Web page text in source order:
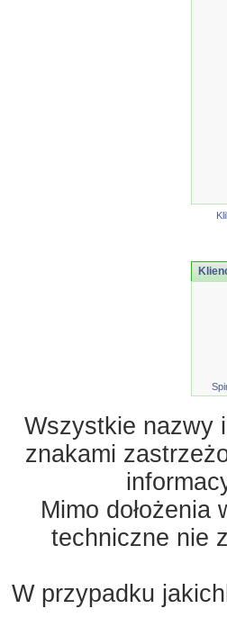
Wszystkie nazwy
znakami
Mimo
techniczne nie
W przypadku